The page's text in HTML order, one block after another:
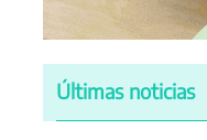
Últimas noticias